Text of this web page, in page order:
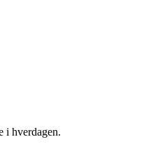
i hverdagen.